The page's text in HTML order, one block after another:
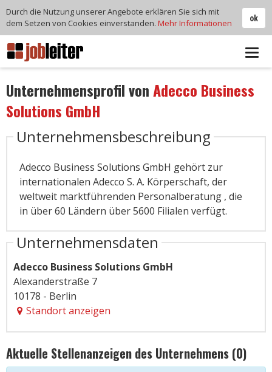
Unternehmensprofil vonAdecco Business
Solutions GmbH
Unternehmensbeschreibung
Adecco Business Solutions GmbH gehört zur
internationalen Adecco S. A. Körperschaft, der
weltweit marktführenden Personalberatung , die
in über 60 Ländern über 5600 Filialen verfügt.
Unternehmensdaten
Adecco Business Solutions GmbH
Alexanderstraße 7
10178 - Berlin
Standort anzeigen
Aktuelle Stellenanzeigen des Unternehmens (0)
ok
Durch die Nutzung unserer Angebote erklären Sie sich mit
dem Setzen von Cookies einverstanden. Mehr Informationen